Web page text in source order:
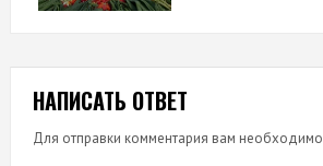
НАПИСАТЬ ОТВЕТ
Для отправки комментария вам необходимо